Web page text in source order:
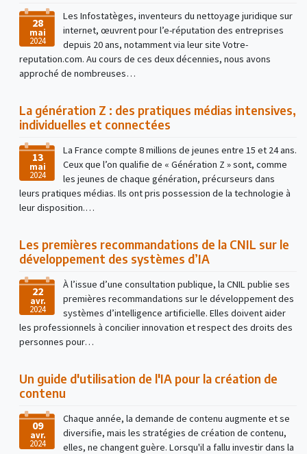
28
mai
2024
Les Infostatèges, inventeurs du nettoyage juridique sur
internet, œuvrent pour l’e-réputation des entreprises
depuis 20 ans, notamment via leur site Votre-
reputation.com. Au cours de ces deux décennies, nous avons
approché de nombreuses…
La génération Z : des pratiques médias intensives,
individuelles et connectées
13
mai
2024
La France compte 8 millions de jeunes entre 15 et 24 ans.
Ceux que l’on qualifie de « Génération Z » sont, comme
les jeunes de chaque génération, précurseurs dans
leurs pratiques médias. Ils ont pris possession de la technologie à
leur disposition.…
Les premières recommandations de la CNIL sur le
développement des systèmes d’IA
22
avr.
2024
À l’issue d’une consultation publique, la CNIL publie ses
premières recommandations sur le développement des
systèmes d’intelligence artificielle. Elles doivent aider
les professionnels à concilier innovation et respect des droits des
personnes pour…
Un guide d'utilisation de l'IA pour la création de
contenu
09
avr.
2024
Chaque année, la demande de contenu augmente et se
diversifie, mais les stratégies de création de contenu,
elles, ne changent guère. Lorsqu'il a fallu investir dans la